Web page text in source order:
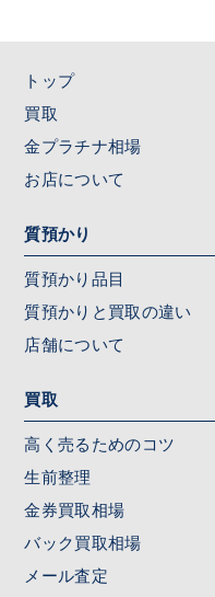
トップ
買取
金プラチナ相場
お店について
質預かり
質預かり品目
質預かりと買取の違い
店舗について
買取
高く売るためのコツ
生前整理
金券買取相場
バック買取相場
メール査定